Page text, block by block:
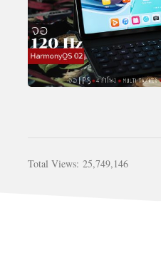
Total Views: 25,749,146